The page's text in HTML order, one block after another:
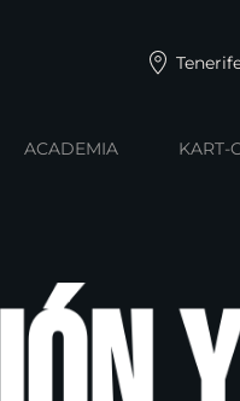
ACADEMIA KART-